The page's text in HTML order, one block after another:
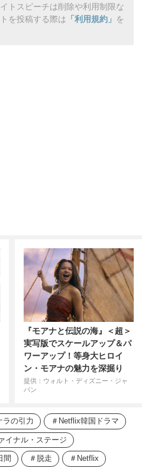
トスピーチは削除や利用制限な
を投稿する際は 「利用規約」 を
『モアナと伝説の海』＜超＞
実写版でスケールアップ＆パ
ワーアップ！等身大ヒロイ
ン・モアナの魅力を深掘り
提供：ウォルト・ディズニー・ジャ
パン
ラの引力 Netflix韓国ドラマ
イナル・ステージ
間 脱走 Netflix